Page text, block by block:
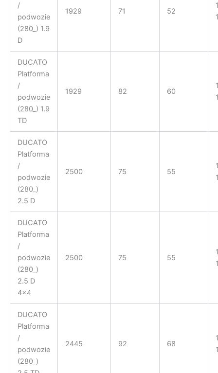
/
podwozie
(280_) 1.9
D
1929 71 52
DUCATO
Platforma
/
podwozie
(280_) 1.9
TD
1929 82 60
DUCATO
Platforma
/
podwozie
(280_)
2.5 D
2500 75 55
DUCATO
Platforma
/
podwozie
(280_)
2.5 D
4×4
2500 75 55
DUCATO
Platforma
/
podwozie
(280_)
2445 92 68